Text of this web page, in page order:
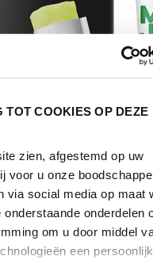
TOT COOKIES OP DEZE
zien, afgestemd op uw
voor u onze
via social media op maat
onderdelen
om u door middel
een